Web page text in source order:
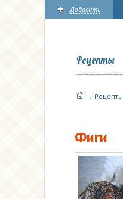
Добавить
Рецепты
→ Рецепты
Фиги